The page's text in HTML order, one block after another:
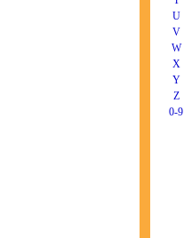
U
V
W
X
Y
Z
0-9